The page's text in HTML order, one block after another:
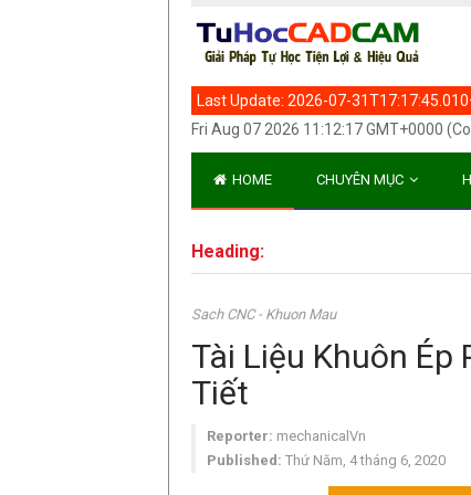
Last Update: 2026-07-
Fri Aug 07 2026 11:12:17 GMT+0000
HOME CHUYÊN MỤC
Heading:
Sach CNC - Khuon Mau
Tài Liệu Khuôn Ép
Tiết
Reporter: mechanicalVn
Published: Thứ Năm, 4 tháng 6, 2020